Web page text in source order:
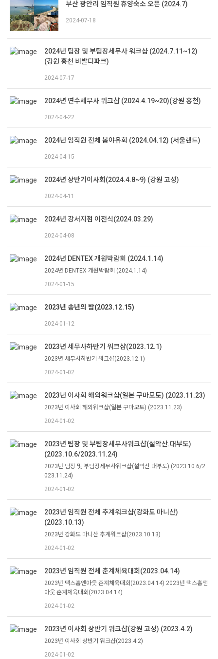
부산 광안리 임직원 휴양숙소 오픈 (2024.7)
2024-07-18
2024년 팀장 및 부팀장세무사 워크샵 (2024.7.11~12)
(강원 홍천 비발디파크)
2024-07-17
2024년 연수세무사 워크샵 (2024.4.19~20)(강원 홍천)
2024-04-22
2024년 임직원 전체 봄야유회 (2024.04.12) (서울랜드)
2024-04-15
2024년 상반기이사회(2024.4.8~9) (강원 고성)
2024-04-11
2024년 강서지점 이전식(2024.03.29)
2024-04-08
2024년 DENTEX 개원박람회 (2024.1.14)
2024년 DENTEX 개원박람회 (2024.1.14)
2024-01-15
2023년 송년의 밤(2023.12.15)
2024-01-12
2023년 세무사하반기 워크샵(2023.12.1)
2023년 세무사하반기 워크샵(2023.12.1)
2024-01-02
2023년 이사회 해외워크샵(일본 구마모토) (2023.11.23)
2023년 이사회 해외워크샵(일본 구마모토) (2023.11.23)
2024-01-02
2023년 팀장 및 부팀장세무사워크샵(설악산.대부도)
(2023.10.6/2023.11.24)
2023년 팀장 및 부팀장세무사워크샵(설악산.대부도) (2023.10.6/2
023.11.24)
2024-01-02
2023년 임직원 전체 추계워크샵(강화도 마니산)
(2023.10.13)
2023년 강화도 마니산 추계워크샵(2023.10.13)
2024-01-02
2023년 임직원 전체 춘계체육대회(2023.04.14)
2023년 택스홈앤아웃 춘계체육대회(2023.04.14) 2023년 택스홈앤
아웃 춘계체육대회(2023.04.14)
2024-01-02
2023년 이사회 상반기 워크샵(강원 고성) (2023.4.2)
2023년 이사회 상반기 워크샵(2023.4.2)
2024-01-02